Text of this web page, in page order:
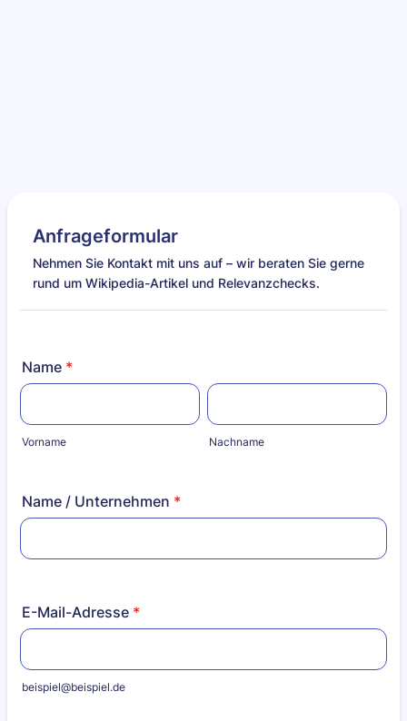
Anfrageformular
Nehmen Sie Kontakt mit uns auf – wir beraten Sie gerne
rund um Wikipedia-Artikel und Relevanzchecks.
Name *
Vorname Nachname
Name / Unternehmen *
E-Mail-Adresse *
beispiel@beispiel.de